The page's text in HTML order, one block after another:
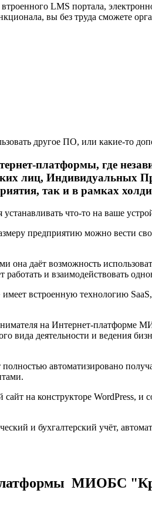
LMS портала,
вы без труда сможете
другое ПО, или какие-
платформы, где
лиц, Индивидуальных
так и в рамках
что-то на ваше
предприятию можно вести
она даёт возможность
и взаимодействовать
встроенную технологию
на Интернет-платформе
вида деятельности и ведения
автоматизировано
на конструкторе WordPress, и
и бухгалтерский учёт,
МИОБС